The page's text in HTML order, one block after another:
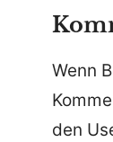
Wenn
den